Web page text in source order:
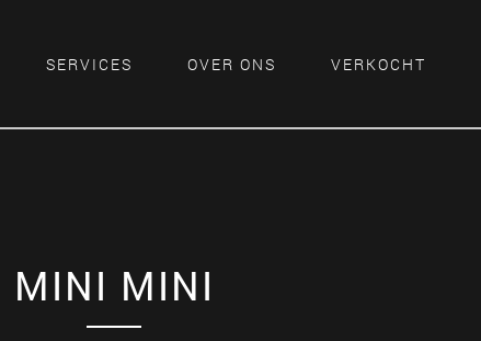
SERVICES OVER ONS VERKOCHT
MINI MINI